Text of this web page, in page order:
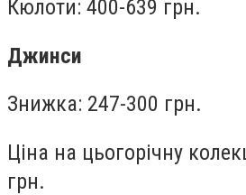
Кюлоти: 400-639 грн.
Джинси
Знижка: 247-300 грн.
Ціна на цьогорічну
грн.